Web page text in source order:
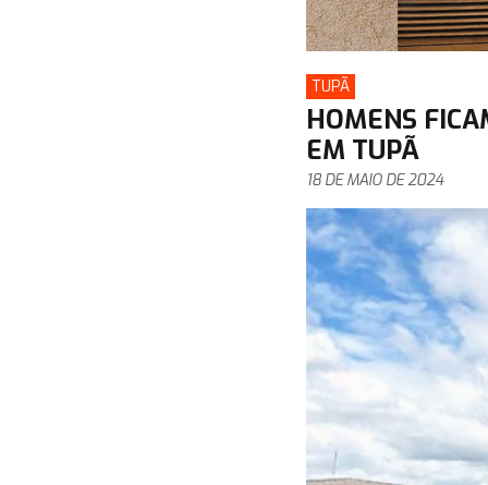
TUPÃ
HOMENS
EM TUPÃ
18 DE MAIO DE 2024